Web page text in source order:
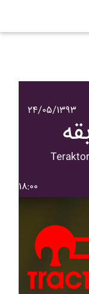
۲۴/۰۵/۱۳۹۳
۱۸:۰۰